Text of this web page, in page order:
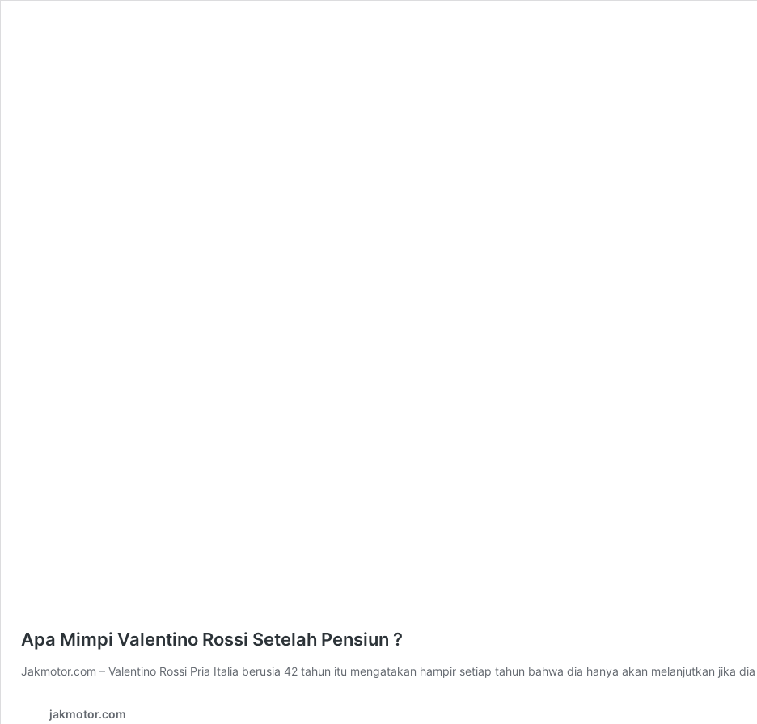
Apa Mimpi Valentino Rossi Setelah Pensiun ?
Jakmotor.com – Valentino Rossi Pria Italia berusia 42 tahun itu mengatakan hampir setiap tahun bahwa dia hanya akan melanjutkan jika
jakmotor.com